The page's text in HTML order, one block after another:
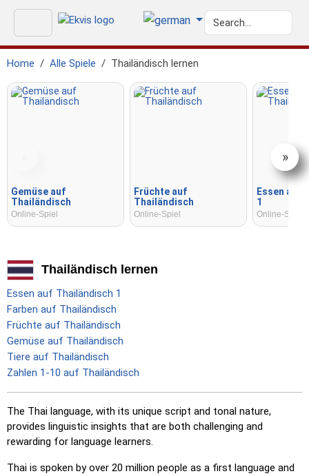
Home Alle Spiele Thailändisch lernen
Gemüse auf
Thailändisch
Online-Spiel
Früchte auf
Thailändisch
Online-Spiel
Essen auf
1
Online-Spiel
»
Thailändisch lernen
Essen auf Thailändisch 1
Farben auf Thailändisch
Früchte auf Thailändisch
Gemüse auf Thailändisch
Tiere auf Thailändisch
Zahlen 1-10 auf Thailändisch
The Thai language, with its unique script and tonal nature,
provides linguistic insights that are both challenging and
rewarding for language learners.
Thai is spoken by over 20 million people as a first language and